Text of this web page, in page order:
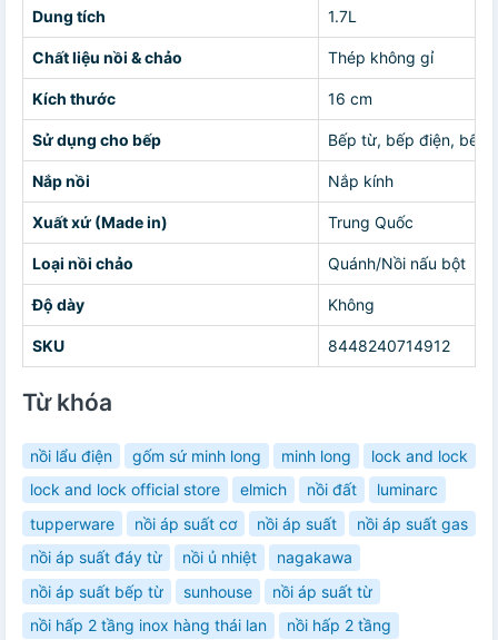
Dung tích 1.7L
Chất liệu nồi & chảo Thép không gỉ
Kích thước 16 cm
Sử dụng cho bếp Bếp từ, bếp điện, bếp
Nắp nồi Nắp kính
Xuất xứ (Made in) Trung Quốc
Loại nồi chảo Quánh/Nồi nấu bột
Độ dày Không
SKU 8448240714912
Từ khóa
nồi lẩu điện gốm sứ minh long minh long
lock and lock
lock and lock official store
elmich nồi đất
luminarc
tupperware
nồi áp suất cơ nồi áp suất
nồi áp suất gas
nồi áp suất đáy từ
nồi ủ nhiệt
nagakawa
nồi áp suất bếp từ
sunhouse
nồi áp suất từ
nồi hấp 2 tầng inox hàng thái lan
nồi hấp 2 tầng